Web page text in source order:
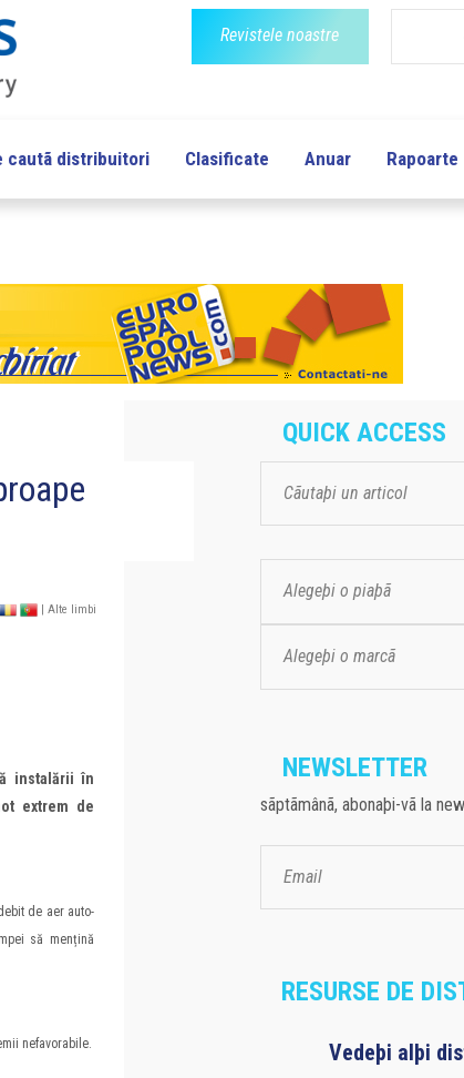
Revistele noastre
cautã distribuitori Clasificate Anuar Rapoarte
| Alte limbi
instalării în
extrem de
de aer auto-
să mențină
nefavorabile.
QUICK ACCESS
Alegeþi o piaþã
Alegeþi o marcã
NEWSLETTER
sãptãmânã, abonaþi-vã la
RESURSE DE
Vedeþi alþi